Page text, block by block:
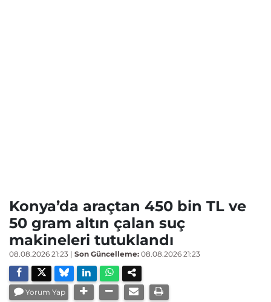
Konya’da araçtan 450 bin TL ve
50 gram altın çalan suç
makineleri tutuklandı
08.08.2026 21:23 | Son Güncelleme: 08.08.2026 21:23
Yorum Yap